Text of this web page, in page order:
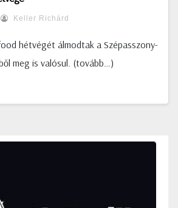
Keller Richárd
hétvégét álmodtak a Szépasszony-
meg is valósul. (tovább…)